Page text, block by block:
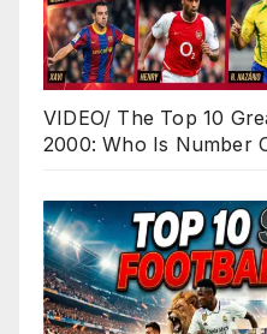
VIDEO/ The Top 10
2000: Who Is Number